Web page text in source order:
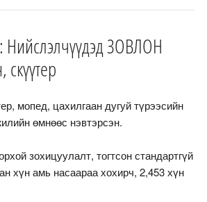
ЗОВЛОН
мопед, цахилгаан дугуй түрээсийн
өмнөөс нэвтэрсэн.
зохицуулалт, тогтсон стандартгүй
хүн амь насаараа хохирч, 2,453 хүн